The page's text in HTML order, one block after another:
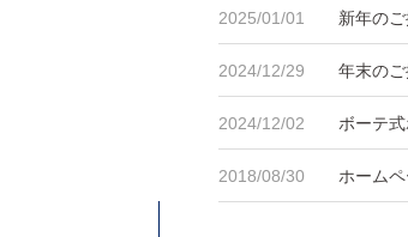
2025/01/01 新年の
2024/12/29 年末の
2024/12/02 ボーテ
2018/08/30 ホーム